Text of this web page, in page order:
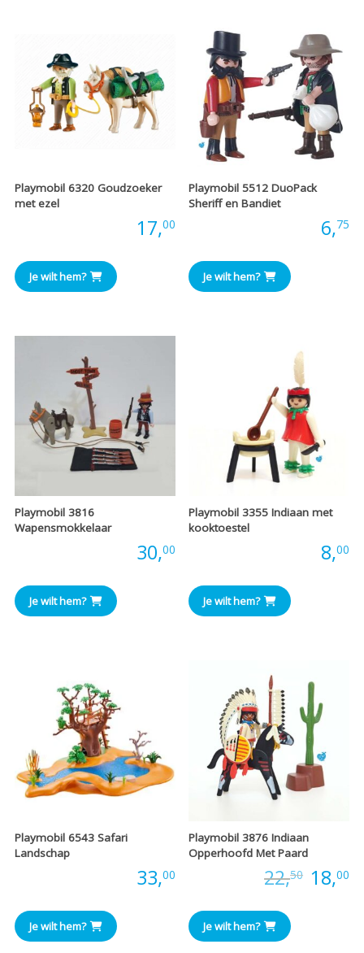
Playmobil 6320 Goudzoeker
met ezel
17,00
Je wilt hem?
Playmobil 5512 DuoPack
Sheriff en Bandiet
6,75
Je wilt hem?
Playmobil 3816
Wapensmokkelaar
30,00
Je wilt hem?
Playmobil 3355 Indiaan met
kooktoestel
8,00
Je wilt hem?
Playmobil 6543 Safari
Landschap
33,00
Je wilt hem?
Playmobil 3876 Indiaan
Opperhoofd Met Paard
22,50 18,00
Je wilt hem?